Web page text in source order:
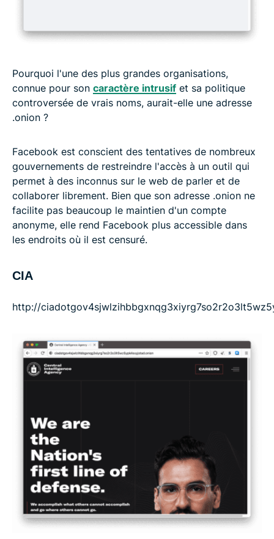
Pourquoi l'une des plus grandes organisations,
connue pour son caractère intrusif et sa politique
controversée de vrais noms, aurait-elle une adresse
.onion ?
Facebook est conscient des tentatives de nombreux
gouvernements de restreindre l'accès à un outil qui
permet à des inconnus sur le web de parler et de
collaborer librement. Bien que son adresse .onion ne
facilite pas beaucoup le maintien d'un compte
anonyme, elle rend Facebook plus accessible dans
les endroits où il est censuré.
CIA
http://